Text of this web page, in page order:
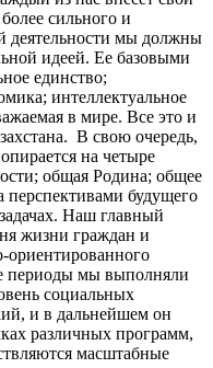
сильного и
деятельности мы должны
идеей. Ее базовыми
единство;
интеллектуальное
в мире. Все это и
В свою очередь,
на четыре
общая Родина; общее
будущего
Наш главный
жизни граждан и
ориентированного
периоды мы выполняли
социальных
и в дальнейшем он
различных программ,
масштабные